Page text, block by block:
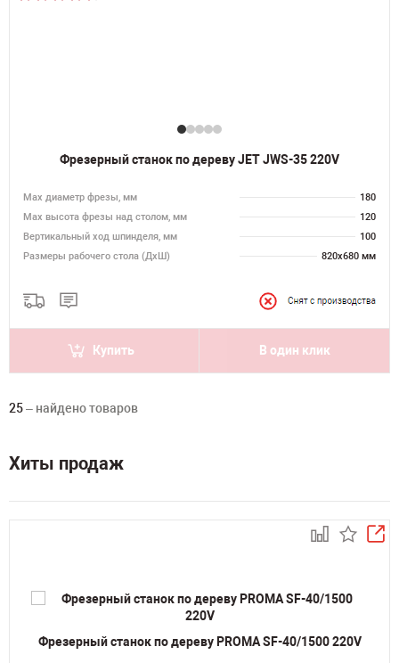
Фрезерный станок по дереву JET JWS-35 220V
Max диаметр фрезы, мм
180
Мах высота фрезы над столом, мм
120
Вертикальный ход шпинделя, мм
100
Размеры рабочего стола (ДхШ)
820х680 мм
Купить В один клик
25– найдено товаров
Хиты продаж
Фрезерный станок по дереву PROMA SF-40/1500 220V